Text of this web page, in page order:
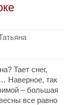
Тает снег,
Наверное, так
– большая
все равно